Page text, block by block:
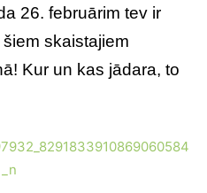
26. februārim tev ir
skaistajiem
Kur un kas jādara, to